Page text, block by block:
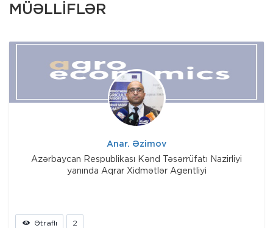
MÜƏLLİFLƏR
Anar. Əzimov
Azərbaycan Respublikası Kənd Təsərrüfatı Nazirliyi
yanında Aqrar Xidmətlər Agentliyi
Ətraflı 2